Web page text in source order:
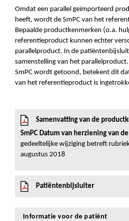
Omdat een parallel geïmporteerd
heeft, wordt de SmPC van het
Bepaalde productkenmerken (o.a.
referentieproduct kunnen echter
parallelproduct. In de
samenstelling van het
SmPC wordt getoond, betekent dit
van het referentieproduct is
Samenvatting van de
SmPC Datum van herziening van
gedeeltelijke wijziging betreft
augustus 2018
Patiëntenbijsluiter
Informatie voor de patiënt